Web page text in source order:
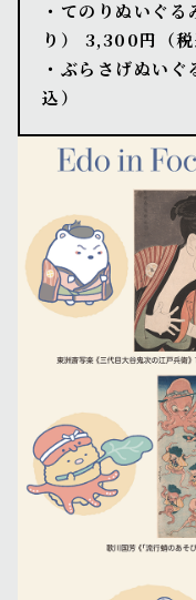
・てのりぬいぐ
り） 3,300円（税
・ぶらさげぬい
込）